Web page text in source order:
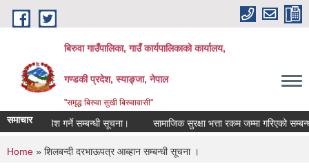
Skip to main content
बिरुवा गाउँपालिका, गाउँ कार्यपालिकाको कार्यालय,
गण्डकी प्रदेश, स्याङ्जा, नेपाल
"समृद्ध बिरुवा सुखी बिरुवावासी"
समाचार
दररेट पेश गर्ने सम्बन्धी सूचना। सामाजिक सुरक्षा भत्ता रकम जम्मा गरिएको सम्बन्धी
You are here
Home » शिलबन्दी दरभाऊपत्र आब्हान सम्बन्धी सूचना ।